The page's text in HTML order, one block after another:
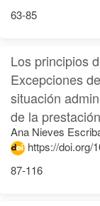
63-85
Los principios
Excepciones
situación
de la
Ana Nieves
https://doi.org/
87-116